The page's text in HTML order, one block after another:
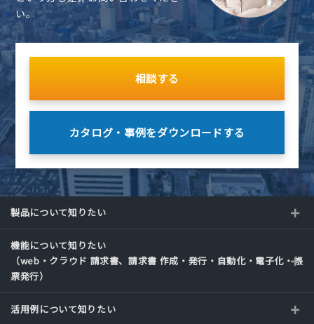
い。
相談する
カタログ・事例をダウンロードする
製品について知りたい
機能について知りたい
（web・クラウド 請求書、請求書 作成・発行・自動化・電子化・帳
票発行）
活用例について知りたい